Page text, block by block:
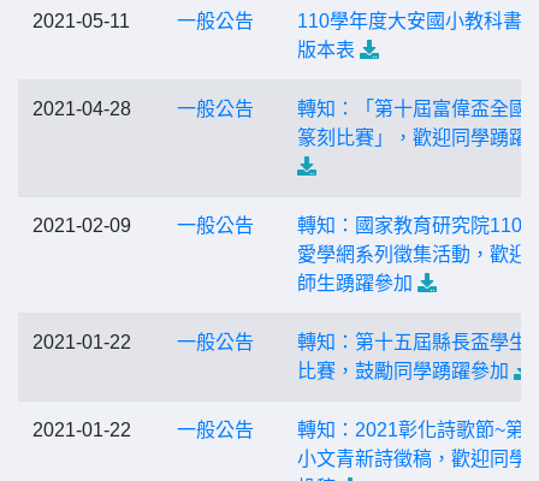
2021-05-11 一般公告
110學年度大安國小教科書
版本表
2021-04-28 一般公告
轉知：「第十屆富偉盃全國
篆刻比賽」，歡迎同學踴躍
2021-02-09 一般公告
轉知：國家教育研究院110
愛學網系列徵集活動，歡迎
師生踴躍參加
2021-01-22 一般公告
轉知：第十五屆縣長盃學生
比賽，鼓勵同學踴躍參加
2021-01-22 一般公告
轉知：2021彰化詩歌節~第
小文青新詩徵稿，歡迎同學